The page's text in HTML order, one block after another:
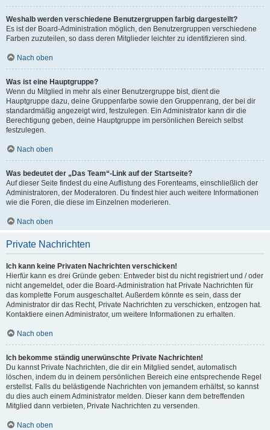
Weshalb werden verschiedene Benutzergruppen farbig dargestellt?
Es ist der Board-Administration möglich, den Benutzergruppen verschiedene
Farben zuzuteilen, so dass deren Mitglieder leichter zu identifizieren sind.
Nach oben
Was ist eine Hauptgruppe?
Wenn du Mitglied in mehr als einer Benutzergruppe bist, dient die
Hauptgruppe dazu, deine Gruppenfarbe sowie den Gruppenrang, der bei dir
standardmäßig angezeigt wird, festzulegen. Ein Administrator kann dir die
Berechtigung geben, deine Hauptgruppe im persönlichen Bereich selbst
festzulegen.
Nach oben
Was bedeutet der „Das Team“-Link auf der Startseite?
Auf dieser Seite findest du eine Auflistung des Forenteams, einschließlich der
Administratoren, der Moderatoren. Du findest hier auch weitere Informationen
wie die Foren, die diese im Einzelnen moderieren.
Nach oben
Private Nachrichten
Ich kann keine Privaten Nachrichten verschicken!
Hierfür kann es drei Gründe geben: Entweder bist du nicht registriert und / oder
nicht angemeldet, oder die Board-Administration hat Private Nachrichten für
das komplette Forum ausgeschaltet. Außerdem könnte es sein, dass der
Administrator dir das Recht, Private Nachrichten zu verschicken, entzogen hat.
Kontaktiere einen Administrator, um weitere Informationen zu erhalten.
Nach oben
Ich bekomme ständig unerwünschte Private Nachrichten!
Du kannst Private Nachrichten, die dir ein Mitglied sendet, automatisch
löschen, indem du in deinem persönlichen Bereich eine entsprechende Regel
erstellst. Falls du belästigende Nachrichten von jemandem erhältst, so kannst
du dies auch einem Administrator melden. Dieser kann dem betreffenden
Mitglied dann verbieten, Private Nachrichten zu versenden.
Nach oben